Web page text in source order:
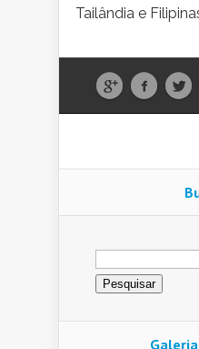
Tailândia e
Pesquisar
por: